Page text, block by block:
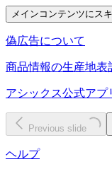
メインコンテンツにス
偽広告について
商品情報の生産地表
アシックス公式アプ
Previous slide
ヘルプ